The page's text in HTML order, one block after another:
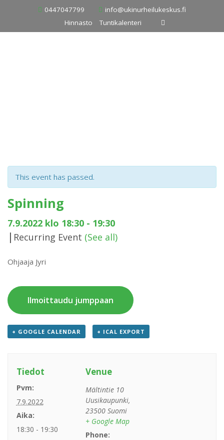
content
0447047799
info@ukinurheilukeskus.fi
Hinnasto
Tuntikalenteri
This event has passed.
Spinning
7.9.2022 klo 18:30 - 19:30
| Recurring Event (See all)
Ohjaaja Jyri
Ilmoittaudu jumppaan
+ GOOGLE CALENDAR + ICAL EXPORT
Tiedot
Pvm:
7.9.2022
Aika:
18:30 - 19:30
Venue
Mältintie 10
Uusikaupunki,
23500 Suomi
+ Google Map
Phone: